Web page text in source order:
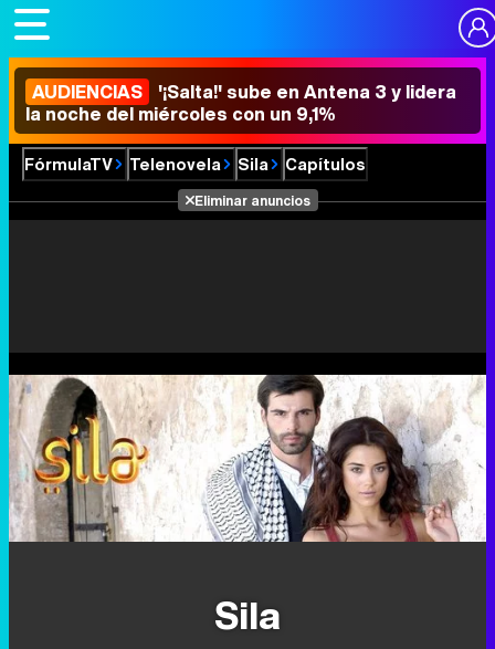
AUDIENCIAS '¡Salta!' sube en Antena 3 y lidera
la noche del miércoles con un 9,1%
FórmulaTV Telenovela Sila Capítulos
Eliminar anuncios
Sila